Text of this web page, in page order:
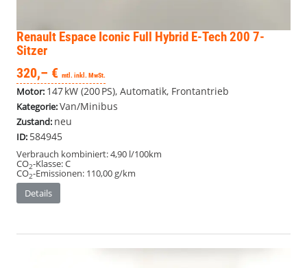
Renault Espace Iconic Full Hybrid E-Tech 200 7-
Sitzer
320,– € mtl. inkl. MwSt.
Motor: 147 kW (200 PS), Automatik, Frontantrieb
Kategorie:Van/Minibus
Zustand: neu
ID: 584945
Verbrauch kombiniert:4,90 l/100km
CO2-Klasse:C
CO2-Emissionen: 110,00 g/km
Details